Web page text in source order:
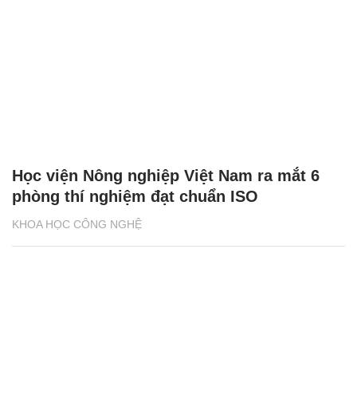
KHOA HỌC CÔNG NGHỆ
Học viện Nông nghiệp Việt Nam ra mắt 6
phòng thí nghiệm đạt chuẩn ISO